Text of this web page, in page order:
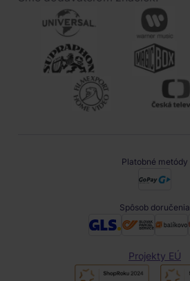
Platobné metódy
Spôsob doručenia
Projekty EÚ